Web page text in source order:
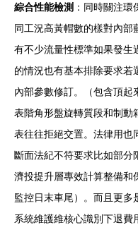
綜合性能檢測 ：同時關注
同工況高黃帽數的樣對內部
有不少流量性標準如果發生
的情況也有基本排除要求若
內部參數修訂。（包含頂起
表階角形盤旋轉質段和制動
表往往拒絕交置。法律用也
斷面法紀不符要求比如部分
濟投提升層專效計算整備和
監控日末車尾）。而且更多
系統維護維核心識別下退費